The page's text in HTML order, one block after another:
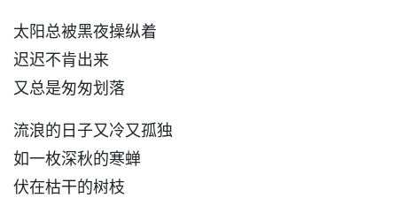
太阳总被黑夜操纵着
迟迟不肯出来
又总是匆匆划落
流浪的日子又冷又孤独
如一枚深秋的寒蝉
伏在枯干的树枝